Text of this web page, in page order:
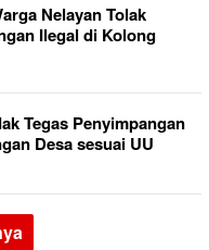
Nelayan Tolak
Ilegal di Kolong
Tegas Penyimpangan
Desa sesuai UU